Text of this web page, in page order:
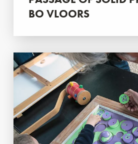
BO VLOORS